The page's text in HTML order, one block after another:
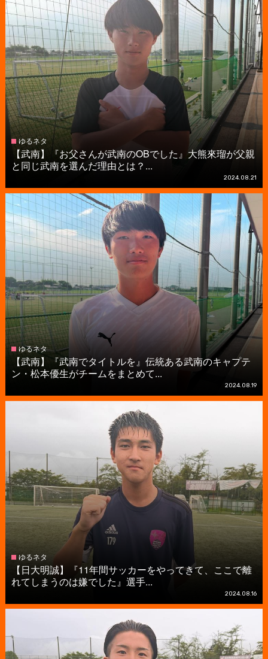
ゆるネタ
【武南】『お父さんが武南のOBでした』大熊來瑠が父親
と同じ武南を選んだ理由とは？...
2024.08.21
ゆるネタ
【武南】『武南でタイトルを』伝統ある武南のキャプテ
ン・松本優生がチームをまとめて...
2024.08.19
ゆるネタ
【日大明誠】『11年間サッカーをやってきて、ここで離
れてしまうのは嫌でした』選手...
2024.08.16